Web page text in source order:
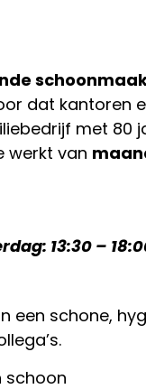
dat kantoren
met 80
werkt van
13:30 –
een schone,
schoon